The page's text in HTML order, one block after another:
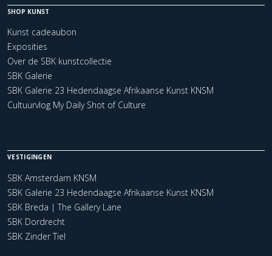
SHOP KUNST
Kunst cadeaubon
Exposities
Over de SBK kunstcollectie
SBK Galerie
SBK Galerie 23 Hedendaagse Afrikaanse Kunst KNSM
Cultuurvlog My Daily Shot of Culture
VESTIGINGEN
SBK Amsterdam KNSM
SBK Galerie 23 Hedendaagse Afrikaanse Kunst KNSM
SBK Breda | The Gallery Lane
SBK Dordrecht
SBK Zinder Tiel